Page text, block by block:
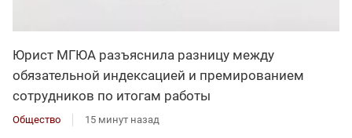
Юрист МГЮА разъяснила разницу между
обязательной индексацией и премированием
сотрудников по итогам работы
Общество 15 минут назад